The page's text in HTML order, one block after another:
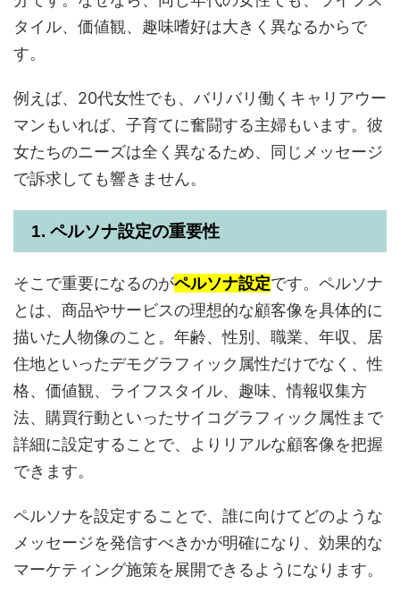
タイル、価値観、趣味嗜好は大きく異なるからで
す。
例えば、20代女性でも、バリバリ働くキャリアウー
マンもいれば、子育てに奮闘する主婦もいます。彼
女たちのニーズは全く異なるため、同じメッセージ
で訴求しても響きません。
1. ペルソナ設定の重要性
そこで重要になるのがペルソナ設定です。ペルソナ
とは、商品やサービスの理想的な顧客像を具体的に
描いた人物像のこと。年齢、性別、職業、年収、居
住地といったデモグラフィック属性だけでなく、性
格、価値観、ライフスタイル、趣味、情報収集方
法、購買行動といったサイコグラフィック属性まで
詳細に設定することで、よりリアルな顧客像を把握
できます。
ペルソナを設定することで、誰に向けてどのような
メッセージを発信すべきかが明確になり、効果的な
マーケティング施策を展開できるようになります。